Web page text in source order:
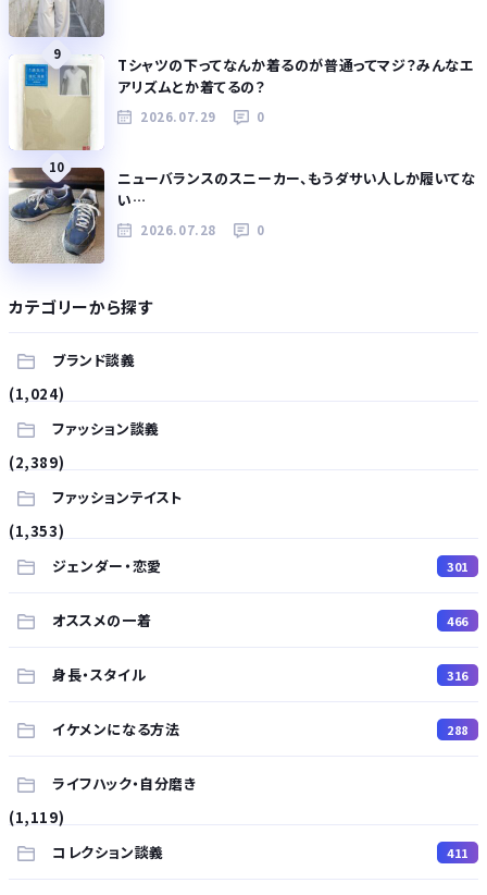
9
Tシャツの下ってなんか着るのが普通ってマジ？みんなエ
アリズムとか着てるの？
2026.07.29 0
10
ニューバランスのスニーカー、もうダサい人しか履いてな
い…
2026.07.28 0
カテゴリーから探す
ブランド談義
(1,024)
ファッション談義
(2,389)
ファッションテイスト
(1,353)
ジェンダー・恋愛
301
オススメの一着 466
身長・スタイル 316
イケメンになる方法 288
ライフハック・自分磨き
(1,119)
コレクション談義
411